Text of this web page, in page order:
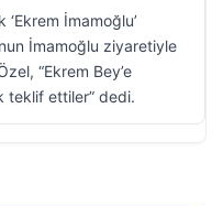
İmamoğlu’
İmamoğlu ziyaretiyle
“Ekrem Bey’e
teklif ettiler” dedi.